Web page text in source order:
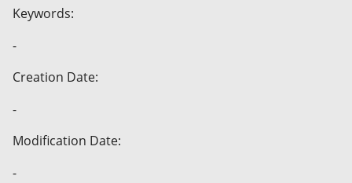
Keywords:
-
Creation Date:
-
Modification Date:
-